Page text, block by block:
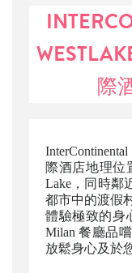
際
際酒店地理位
Lake，同時鄰
都市中的渡假
體驗極致的身
Milan 餐廳品
放鬆身心及於